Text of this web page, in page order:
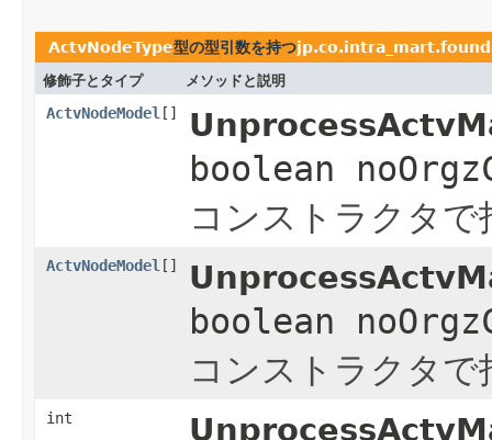
ActvNodeType型の型引数を持つ
修飾子とタイプ メソッドと説明
ActvNodeModel []
boolean
コンストラクタ
ActvNodeModel []
boolean
コンストラクタ
int